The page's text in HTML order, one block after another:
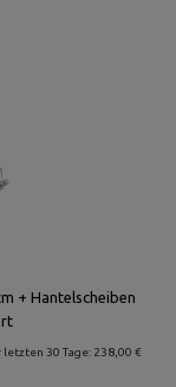
+ Hantelscheiben
30 Tage: 238,00 €